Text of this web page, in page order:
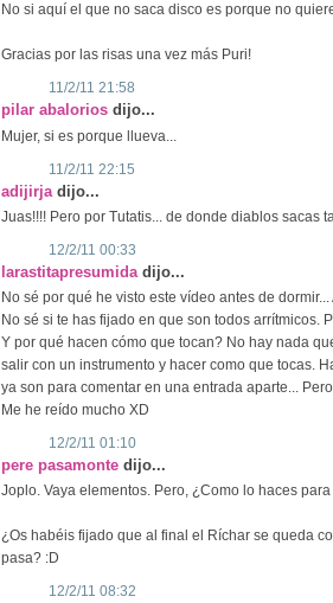
No si aquí el que no saca disco es porque no
Gracias por las risas una vez más Puri!
11/2/11 21:58
pilar abalorios dijo...
Mujer, si es porque llueva...
11/2/11 22:15
adijirja dijo...
Juas!!!! Pero por Tutatis... de donde diablos sacas
12/2/11 00:33
larastitapresumida dijo...
No sé por qué he visto este vídeo antes de
No sé si te has fijado en que son todos arrítmicos.
Y por qué hacen cómo que tocan? No hay nada
salir con un instrumento y hacer como que tocas.
ya son para comentar en una entrada aparte...
Me he reído mucho XD
12/2/11 01:10
pere pasamonte dijo...
Joplo. Vaya elementos. Pero, ¿Como lo haces
¿Os habéis fijado que al final el Ríchar se queda
pasa? :D
12/2/11 08:32